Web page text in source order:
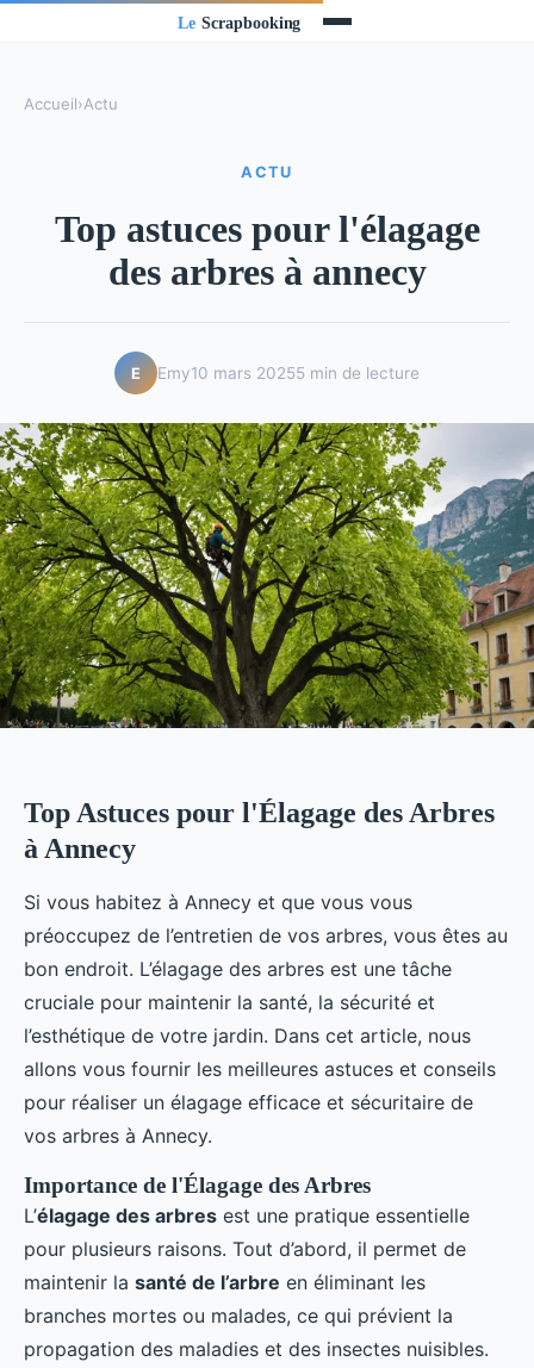
Accueil›Actu
ACTU
Top astuces pour l'élagage
des arbres à annecy
E Emy10 mars 20255 min de lecture
Top Astuces pour l'Élagage des Arbres
à Annecy
Si vous habitez à Annecy et que vous vous
préoccupez de l’entretien de vos arbres, vous êtes au
bon endroit. L’élagage des arbres est une tâche
cruciale pour maintenir la santé, la sécurité et
l’esthétique de votre jardin. Dans cet article, nous
allons vous fournir les meilleures astuces et conseils
pour réaliser un élagage efficace et sécuritaire de
vos arbres à Annecy.
Importance de l'Élagage des Arbres
L’élagage des arbres est une pratique essentielle
pour plusieurs raisons. Tout d’abord, il permet de
maintenir la santé de l’arbre en éliminant les
branches mortes ou malades, ce qui prévient la
propagation des maladies et des insectes nuisibles.